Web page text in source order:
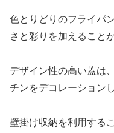
色とりどりのフライパ
さと彩りを加えること
デザイン性の高い蓋は
チンをデコレーションし
壁掛け収納を利用する